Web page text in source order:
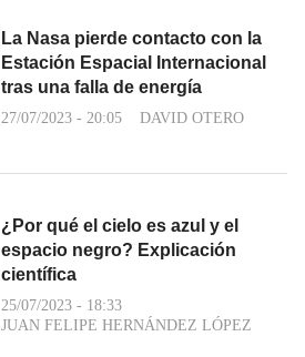
La Nasa pierde contacto con la
Estación Espacial Internacional
tras una falla de energía
27/07/2023 - 20:05 DAVID OTERO
¿Por qué el cielo es azul y el
espacio negro? Explicación
científica
25/07/2023 - 18:33
JUAN FELIPE HERNÁNDEZ LÓPEZ